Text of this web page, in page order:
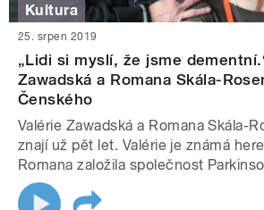
Kultura
25. srpen 2019
„Lidi si myslí, že jsme
Zawadská a Romana Skála-
Čenského
Valérie Zawadská a Romana Skála-
znají už pět let. Valérie je známá
Romana založila společnost